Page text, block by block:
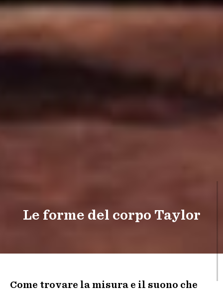
Le forme del corpo Taylor
Come trovare la misura e il suono che